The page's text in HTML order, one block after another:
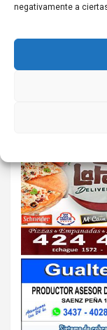
negativamente a